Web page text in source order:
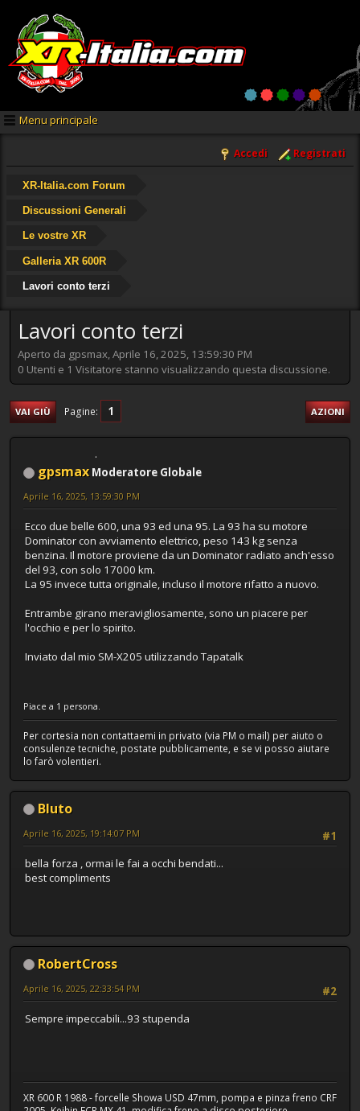
Menu principale
Accedi Registrati
XR-Italia.com Forum
Discussioni Generali
Le vostre XR
Galleria XR 600R
Lavori conto terzi
Lavori conto terzi
Aperto da gpsmax, Aprile 16, 2025, 13:59:30 PM
0 Utenti e 1 Visitatore stanno visualizzando questa discussione.
VAI GIÙ Pagine 1 AZIONI
gpsmax Moderatore Globale
Aprile 16, 2025, 13:59:30 PM
Ecco due belle 600, una 93 ed una 95. La 93 ha su motore
Dominator con avviamento elettrico, peso 143 kg senza
benzina. Il motore proviene da un Dominator radiato anch'esso
del 93, con solo 17000 km.
La 95 invece tutta originale, incluso il motore rifatto a nuovo.
Entrambe girano meravigliosamente, sono un piacere per
l'occhio e per lo spirito.
Inviato dal mio SM-X205 utilizzando Tapatalk
Piace a 1 persona.
Per cortesia non contattaemi in privato (via PM o mail) per aiuto o
consulenze tecniche, postate pubblicamente, e se vi posso aiutare
lo farò volentieri.
Bluto
#1
Aprile 16, 2025, 19:14:07 PM
bella forza , ormai le fai a occhi bendati...
best compliments
RobertCross
#2
Aprile 16, 2025, 22:33:54 PM
Sempre impeccabili...93 stupenda
XR 600 R 1988 - forcelle Showa USD 47mm, pompa e pinza freno CRF